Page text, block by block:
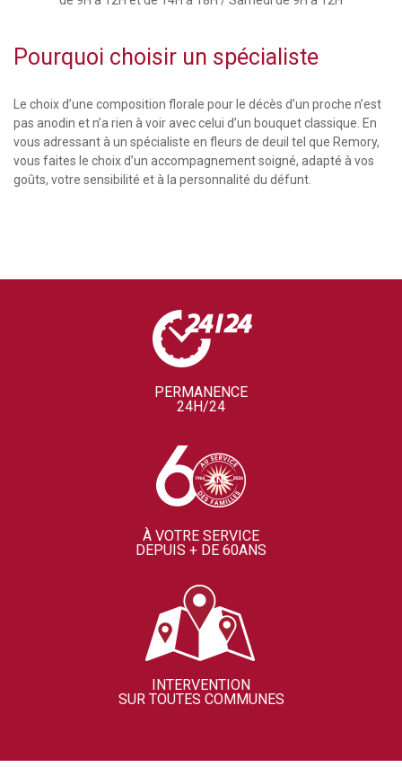
Pourquoi choisir un spécialiste
Le choix d’une composition florale pour le décès d’un proche n’est
pas anodin et n’a rien à voir avec celui d’un bouquet classique. En
vous adressant à un spécialiste en fleurs de deuil tel que Remory,
vous faites le choix d’un accompagnement soigné, adapté à vos
goûts, votre sensibilité et à la personnalité du défunt.
PERMANENCE
24H/24
À VOTRE SERVICE
DEPUIS + DE 60ANS
INTERVENTION
SUR TOUTES COMMUNES